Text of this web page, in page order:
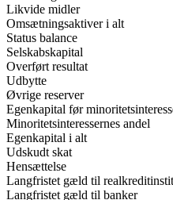
Likvide midler
Omsætningsaktiver i alt
Status balance
Selskabskapital
Overført resultat
Udbytte
Øvrige reserver
Egenkapital før
Minoritetsinteressernes andel
Egenkapital i alt
Udskudt skat
Hensættelse
Langfristet gæld til
Langfristet gæld til banker